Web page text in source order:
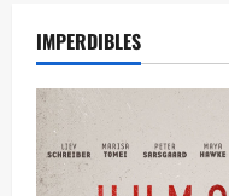
IMPERDIBLES